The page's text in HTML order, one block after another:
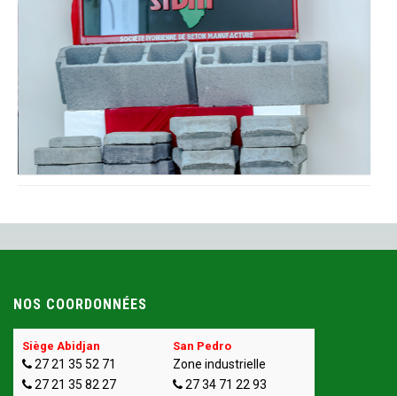
NOS COORDONNÉES
Siège Abidjan
27 21 35 52 71
27 21 35 82 27
San Pedro
Zone industrielle
27 34 71 22 93